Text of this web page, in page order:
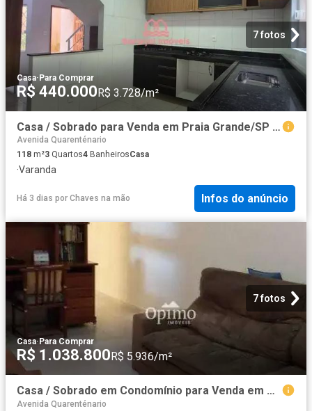
7 fotos
Casa·Para Comprar
R$ 440.000R$ 3.728/m²
Casa / Sobrado para Venda em Praia Grande/SP Boqueirão 3 Quartos
Avenida Quarenténario
118 m²3 Quartos4 BanheirosCasa
·Varanda
Há 3 dias por Chaves na mão Infos do anúncio
7 fotos
Casa·Para Comprar
R$ 1.038.800R$ 5.936/m²
Casa / Sobrado em Condomínio para Venda em Praia Grande/SP Guilhermina 3 Quartos
Avenida Quarenténario